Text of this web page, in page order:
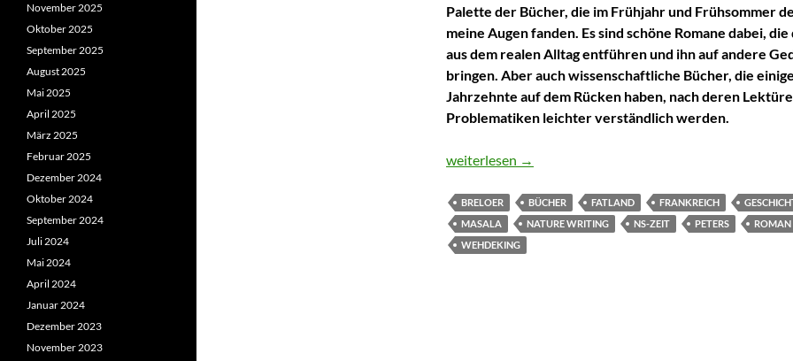
Palette der Bücher, die im Frühjahr und Frühsommer
meine Augen fanden. Es sind schöne Romane dabei,
aus dem realen Alltag entführen und ihn auf andere
bringen. Aber auch wissenschaftliche Bücher, die einige
Jahrzehnte auf dem Rücken haben, nach deren
Problematiken leichter verständlich werden.
Von der Spree nach Sao Tome
weiterlesen →
BRELOER BÜCHER FATLAND FRANKREICH
MASALA
NATURE WRITING NS-ZEIT PETERS
ROMAN
WEHDEKING
November 2025
Oktober 2025
September 2025
August 2025
Mai 2025
April 2025
März 2025
Februar 2025
Dezember 2024
Oktober 2024
September 2024
Juli 2024
Mai 2024
April 2024
Januar 2024
Dezember 2023
November 2023